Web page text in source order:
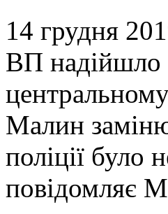
14 грудня
ВП надійшло
Малин
поліції було
повідомляє